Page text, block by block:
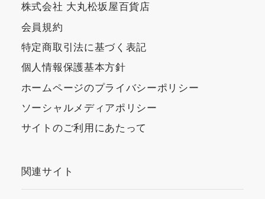
株式会社 大丸松坂屋百貨店
会員規約
特定商取引法に基づく表記
個人情報保護基本方針
ホームページのプライバシーポリシー
ソーシャルメディアポリシー
サイトのご利用にあたって
関連サイト